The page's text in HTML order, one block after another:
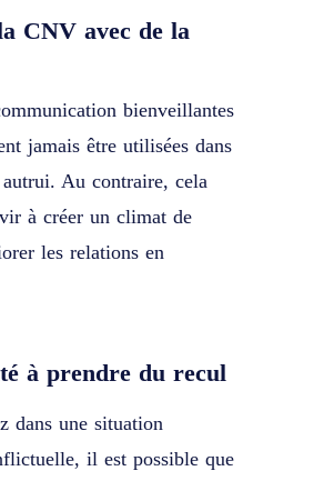
CNV avec de la
bienveillantes
jamais être utilisées dans
Au contraire, cela
à créer un climat de
les relations en
à prendre du recul
dans une situation
il est possible que